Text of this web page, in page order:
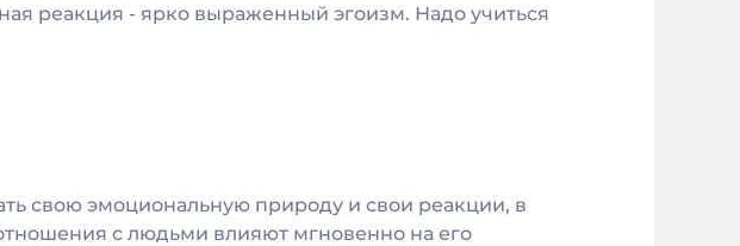
реакция - ярко выраженный эгоизм. Надо учиться
свою эмоциональную природу и свои реакции, в
с людьми влияют мгновенно на его